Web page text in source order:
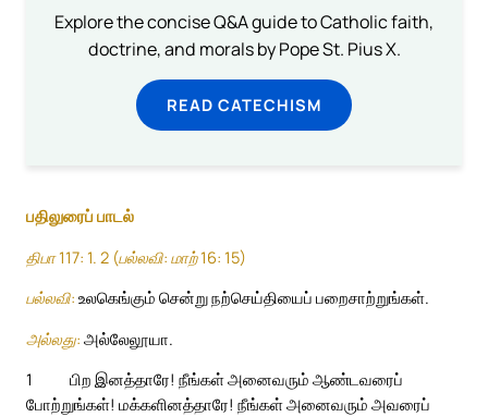
Explore the concise Q&A guide to Catholic faith,
doctrine, and morals by Pope St. Pius X.
READ CATECHISM
பதிலுரைப் பாடல்
திபா 117: 1. 2 (பல்லவி: மாற் 16: 15)
பல்லவி: உலகெங்கும் சென்று நற்செய்தியைப் பறைசாற்றுங்கள்.
அல்லது: அல்லேலூயா.
1
பிற இனத்தாரே! நீங்கள் அனைவரும் ஆண்டவரைப்
போற்றுங்கள்! மக்களினத்தாரே! நீங்கள் அனைவரும் அவரைப்